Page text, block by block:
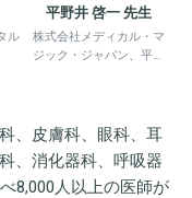
ル
平野井 啓一 先生
株式会社メディカル・マ
ジック・ジャパン、平野
、皮膚科、眼科、耳
、消化器科、呼吸器
8,000人以上の医師が